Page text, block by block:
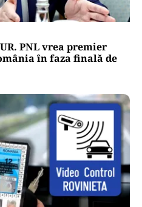
PNL vrea premier
în faza finală de